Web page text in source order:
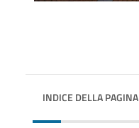
INDICE DELLA PAGINA